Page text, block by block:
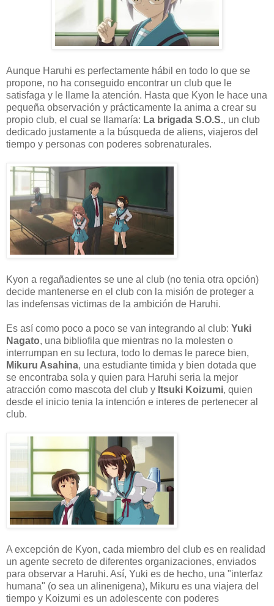
Aunque Haruhi es perfectamente hábil en todo lo que se
propone, no ha conseguido encontrar un club que le
satisfaga y le llame la atención. Hasta que Kyon le hace una
pequeña observación y prácticamente la anima a crear su
propio club, el cual se llamaría: La brigada S.O.S., un club
dedicado justamente a la búsqueda de aliens, viajeros del
tiempo y personas con poderes sobrenaturales.
Kyon a regañadientes se une al club (no tenia otra opción)
decide mantenerse en el club con la misión de proteger a
las indefensas victimas de la ambición de Haruhi.
Es así como poco a poco se van integrando al club: Yuki
Nagato, una bibliofila que mientras no la molesten o
interrumpan en su lectura, todo lo demas le parece bien,
Mikuru Asahina, una estudiante timida y bien dotada que
se encontraba sola y quien para Haruhi seria la mejor
atracción como mascota del club y Itsuki Koizumi, quien
desde el inicio tenia la intención e interes de pertenecer al
club.
A excepción de Kyon, cada miembro del club es en realidad
un agente secreto de diferentes organizaciones, enviados
para observar a Haruhi. Así, Yuki es de hecho, una "interfaz
humana" (o sea un alinenigena), Mikuru es una viajera del
tiempo y Koizumi es un adolescente con poderes